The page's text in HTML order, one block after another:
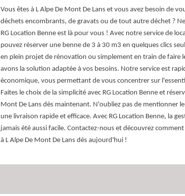
Vous êtes à L Alpe De Mont De Lans et vous avez besoin de
déchets encombrants, de gravats ou de tout autre déchet ?
RG Location Benne est là pour vous ! Avec notre service de
pouvez réserver une benne de 3 à 30 m3 en quelques clics
en plein projet de rénovation ou simplement en train de faire
avons la solution adaptée à vos besoins. Notre service est
économique, vous permettant de vous concentrer sur
Faites le choix de la simplicité avec RG Location Benne et
Mont De Lans dès maintenant. N'oubliez pas de mentionner
une livraison rapide et efficace. Avec RG Location Benne, la
jamais été aussi facile. Contactez-nous et découvrez
à L Alpe De Mont De Lans dès aujourd'hui !